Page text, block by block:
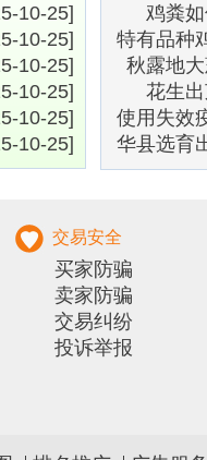
10-25]
10-25]
10-25]
10-25]
10-25]
10-25]
鸡粪
特有品种
秋露地
花生
使用失效
华县选育
交易安全
买家防骗
卖家防骗
交易纠纷
投诉举报